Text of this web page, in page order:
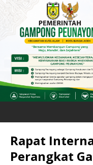
Rapat
Perangkat